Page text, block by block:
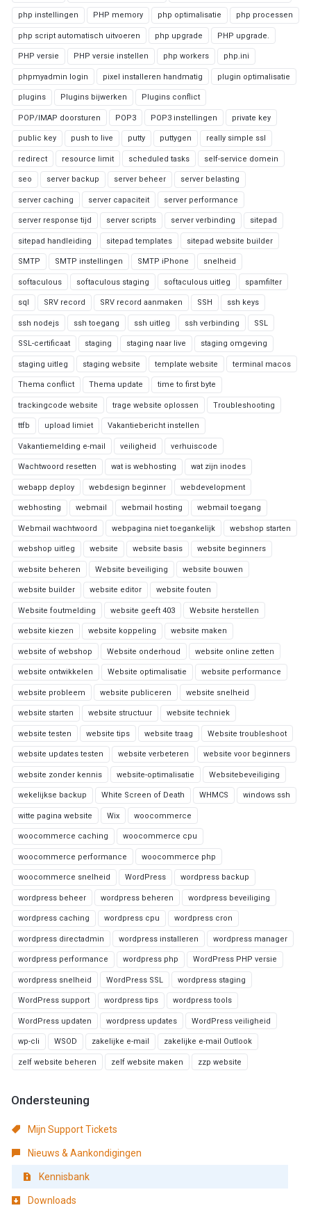
php instellingen PHP memory php optimalisatie php processen
php script automatisch uitvoeren php upgrade PHP upgrade.
PHP versie PHP versie instellen php workers php.ini
phpmyadmin login pixel installeren handmatig plugin optimalisatie
plugins Plugins bijwerken Plugins conflict
POP/IMAP doorsturen POP3 POP3 instellingen private key
public key push to live putty puttygen really simple ssl
redirect resource limit scheduled tasks self-service domein
seo server backup server beheer server belasting
server caching server capaciteit server performance
server response tijd server scripts server verbinding sitepad
sitepad handleiding sitepad templates sitepad website builder
SMTP SMTP instellingen SMTP iPhone snelheid
softaculous softaculous staging softaculous uitleg spamfilter
sql SRV record SRV record aanmaken SSH ssh keys
ssh nodejs ssh toegang ssh uitleg ssh verbinding SSL
SSL-certificaat staging staging naar live staging omgeving
staging uitleg staging website template website terminal macos
Thema conflict Thema update time to first byte
trackingcode website trage website oplossen Troubleshooting
ttfb upload limiet Vakantiebericht instellen
Vakantiemelding e-mail veiligheid verhuiscode
Wachtwoord resetten wat is webhosting wat zijn inodes
webapp deploy webdesign beginner webdevelopment
webhosting webmail webmail hosting webmail toegang
Webmail wachtwoord webpagina niet toegankelijk webshop starten
webshop uitleg website website basis website beginners
website beheren Website beveiliging website bouwen
website builder website editor website fouten
Website foutmelding website geeft 403 Website herstellen
website kiezen website koppeling website maken
website of webshop Website onderhoud website online zetten
website ontwikkelen Website optimalisatie website performance
website probleem website publiceren website snelheid
website starten website structuur website techniek
website testen website tips website traag Website troubleshoot
website updates testen website verbeteren website voor beginners
website zonder kennis website-optimalisatie Websitebeveiliging
wekelijkse backup White Screen of Death WHMCS windows ssh
witte pagina website Wix woocommerce
woocommerce caching woocommerce cpu
woocommerce performance woocommerce php
woocommerce snelheid WordPress wordpress backup
wordpress beheer wordpress beheren wordpress beveiliging
wordpress caching wordpress cpu wordpress cron
wordpress directadmin wordpress installeren wordpress manager
wordpress performance wordpress php WordPress PHP versie
wordpress snelheid WordPress SSL wordpress staging
WordPress support wordpress tips wordpress tools
WordPress updaten wordpress updates WordPress veiligheid
wp-cli WSOD zakelijke e-mail zakelijke e-mail Outlook
zelf website beheren zelf website maken zzp website
Ondersteuning
Mijn Support Tickets
Nieuws & Aankondigingen
Kennisbank
Downloads